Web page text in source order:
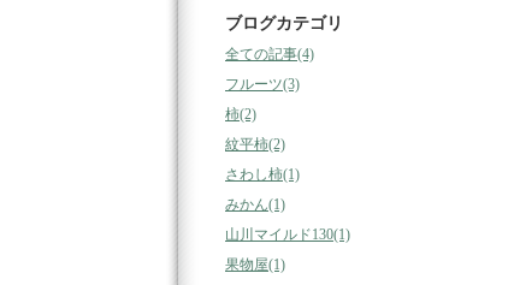
ブログカテゴリ
全ての記事(4)
フルーツ(3)
柿(2)
紋平柿(2)
さわし柿(1)
みかん(1)
山川マイルド130(1)
果物屋(1)